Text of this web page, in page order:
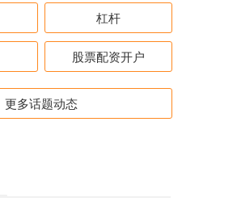
杠杆
股票配资开户
更多话题动态